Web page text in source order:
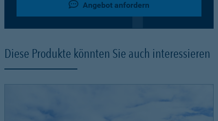
Angebot anfordern
Diese Produkte könnten Sie auch interessieren